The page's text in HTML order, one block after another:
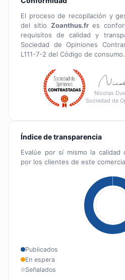
El proceso de recopilación y
del sitio Zoanthus.fres
requisitos de calidad y
Sociedad de Opiniones
L111-7-2 del Código de consumo.
Nicolas
Sociedad de
Índice de transparencia
Evalúe por sí mismo la calidad
por los clientes de este
Publicados
En espera
Señalados